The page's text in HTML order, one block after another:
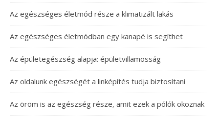
Az egészséges életmód része a klimatizált lakás
Az egészséges életmódban egy kanapé is segíthet
Az épületegészség alapja: épületvillamosság
Az oldalunk egészségét a linképítés tudja biztosítani
Az öröm is az egészség része, amit ezek a pólók okoznak